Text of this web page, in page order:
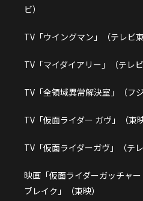
ビ）
TV「ウイングマン」（テレビ東
TV「マイダイアリー」（テレビ
TV「全領域異常解決室」（フ
TV「仮面ライダー ガヴ」（東映
TV「仮面ライダーガヴ」（テレ
映画「仮面ライダーガッチャ
ブレイク」（東映）